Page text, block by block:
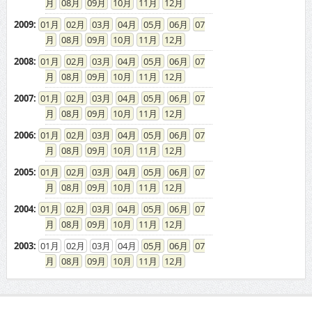
01 02 03 04 05 06
07
08
09 10 11
12
01 02 03 04 05 06
07
08
09 10 11
12
01 02 03 04 05 06
07
08
09 10 11
12
01 02 03 04 05 06
07
08
09 10 11
12
01 02 03 04 05 06
07
08
09 10 11 12
ドカントをご利用する皆様へ
免責事項